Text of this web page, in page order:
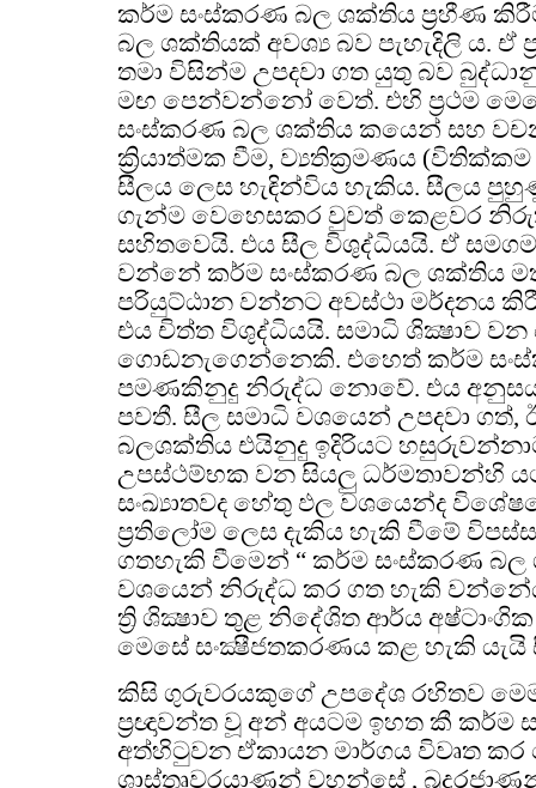
කර්ම සංස්කරණ බල ශක්තිය ප්‍රහීණ
බල ශක්තියක් අවශ්‍ය බව පැහැදිලි ය. ඒ
තමා විසින්ම උපදවා ගත යුතු බව
මඟ පෙන්වන්නෝ වෙත්. එහි ප්‍රථම
සංස්කරණ බල ශක්තිය කයෙන් සහ
ක්‍රියාත්මක වීම, ව්‍යතික්‍රමණය (විතික්කම
සීලය ලෙස හැඳින්විය හැකිය. සීලය
ගැන්ම වෙහෙසකර වුවත් කෙළවර
සහිතවෙයි. එය සීල විශුද්ධියයි. ඒ
වන්නේ කර්ම සංස්කරණ බල ශක්තිය
පරියුට්ඨාන වන්නට අවස්ථා මර්දනය
එය චිත්ත විශුද්ධියයි. සමාධි ශික්‍ෂාව
ගොඩනැගෙන්නෙකි. එහෙත් කර්ම
පමණකිනුදු නිරුද්ධ නොවේ. එය
පවතී. සීල සමාධි වශයෙන් උපදවා ගත්,
බලශක්තිය එයිනුදු ඉදිරියට
උපස්ථම්භක වන සියලු ධර්මතාවන්හි
සංඛ්‍යාතවද හේතු ඵල වශයෙන්ද
ප්‍රතිලෝම ලෙස දැකිය හැකි වීමේ
ගතහැකි වීමෙන් “ කර්ම සංස්කරණ බල
වශයෙන් නිරුද්ධ කර ගත හැකි වන්නේය.
ත්‍රි ශික්‍ෂාව තුළ නිදේශිත ආර්ය
මෙසේ සංක්‍ෂීජතකරණය කළ හැකි යැයි
කිසි ගුරුවරයකුගේ උපදේශ රහිතව මෙම
ප්‍රඥාවන්ත වූ අන් අයටම ඉහත කී කර්ම
අත්හිටුවන ඒකායන මාර්ගය විවෘත කර
ශාස්තෘවරයාණන් වහන්සේ ,